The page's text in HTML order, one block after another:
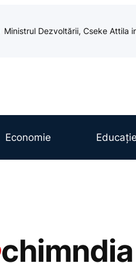
Ministrul Dezvoltării, Cseke Attila
Economie Educație
chimndia